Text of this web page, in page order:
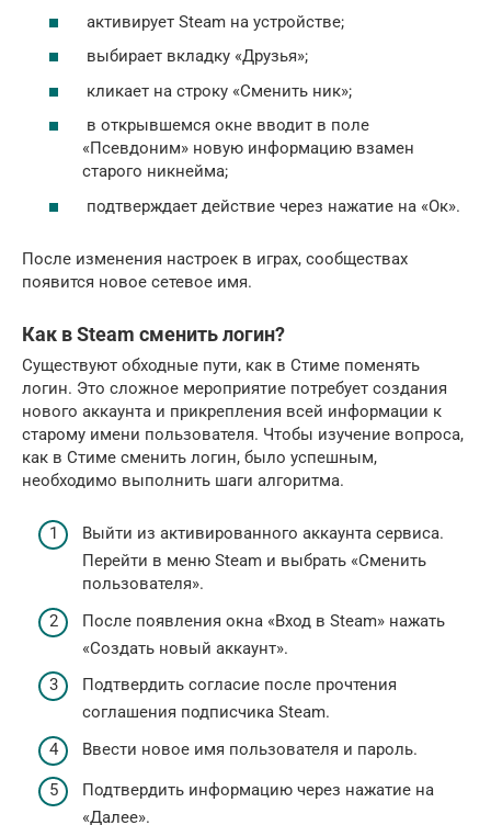
активирует Steam на устройстве;
выбирает вкладку «Друзья»;
кликает на строку «Сменить ник»;
в открывшемся окне вводит в поле
«Псевдоним» новую информацию взамен
старого никнейма;
подтверждает действие через нажатие на «Ок».
После изменения настроек в играх, сообществах
появится новое сетевое имя.
Как в Steam сменить логин?
Существуют обходные пути, как в Стиме поменять
логин. Это сложное мероприятие потребует создания
нового аккаунта и прикрепления всей информации к
старому имени пользователя. Чтобы изучение вопроса,
как в Стиме сменить логин, было успешным,
необходимо выполнить шаги алгоритма.
Выйти из активированного аккаунта сервиса.
Перейти в меню Steam и выбрать «Сменить
пользователя».
После появления окна «Вход в Steam» нажать
«Создать новый аккаунт».
Подтвердить согласие после прочтения
соглашения подписчика Steam.
Ввести новое имя пользователя и пароль.
Подтвердить информацию через нажатие на
«Далее».